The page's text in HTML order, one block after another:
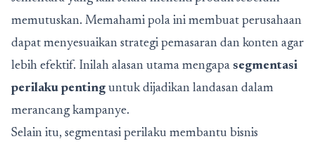
memutuskan. Memahami pola ini membuat perusahaan
dapat menyesuaikan strategi pemasaran dan konten agar
lebih efektif. Inilah alasan utama mengapa segmentasi
perilaku penting untuk dijadikan landasan dalam
merancang kampanye.
Selain itu, segmentasi perilaku membantu bisnis